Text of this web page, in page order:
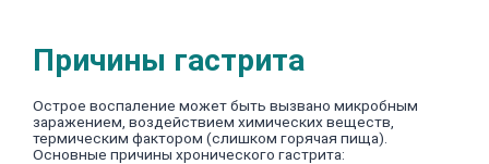
Причины гастрита
Острое воспаление может быть вызвано микробным
заражением, воздействием химических веществ,
термическим фактором (слишком горячая пища).
Основные причины хронического гастрита: